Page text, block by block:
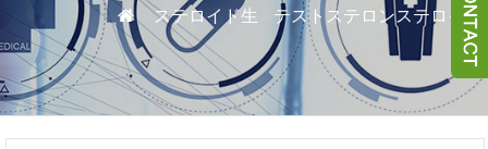
 »ステロイド生 テストステロンステロイド